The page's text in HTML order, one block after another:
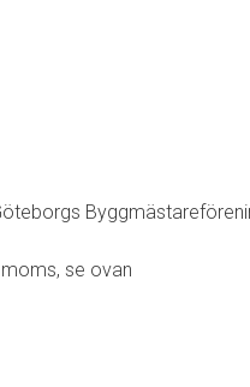
se ovan